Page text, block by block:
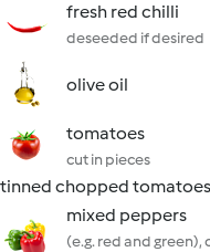
fresh red chilli
deseeded if desired
olive oil
tomatoes
cut in pieces
tinned chopped tomatoes
mixed peppers
(e.g. red and green),